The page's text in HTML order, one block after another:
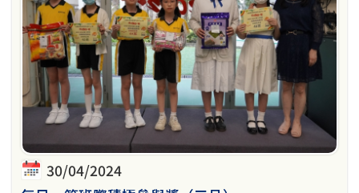
30/04/2024